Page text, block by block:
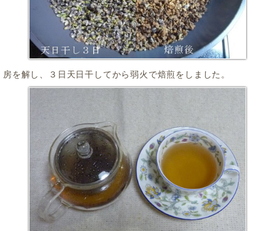
房を解し、３日天日干してから弱火で焙煎をしました。